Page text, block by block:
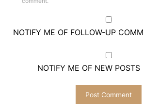
NOTIFY ME OF FOLLOW-UP
NOTIFY ME OF NEW POSTS